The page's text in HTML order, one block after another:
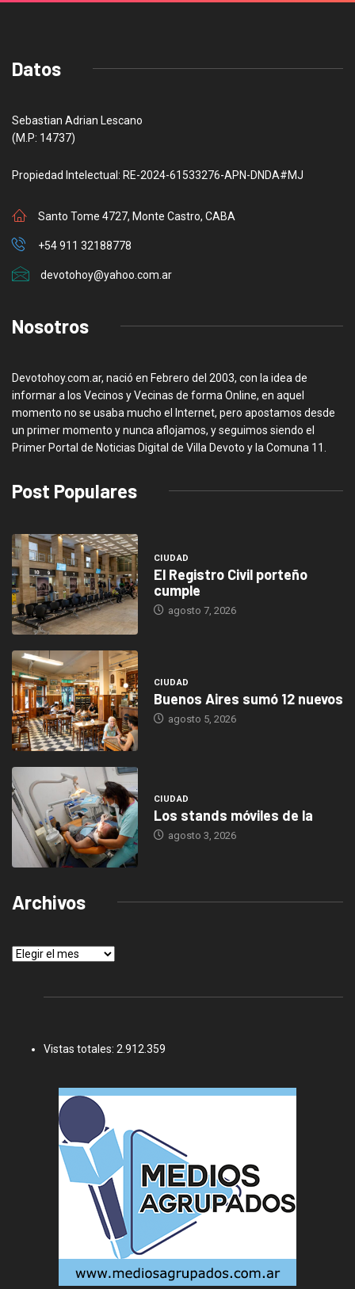
Datos
Sebastian Adrian Lescano
(M.P: 14737)
Propiedad Intelectual: RE-2024-61533276-APN-DNDA#MJ
Santo Tome 4727, Monte Castro, CABA
+54 911 32188778
devotohoy@yahoo.com.ar
Nosotros
Devotohoy.com.ar, nació en Febrero del 2003, con la idea de
informar a los Vecinos y Vecinas de forma Online, en aquel
momento no se usaba mucho el Internet, pero apostamos desde
un primer momento y nunca aflojamos, y seguimos siendo el
Primer Portal de Noticias Digital de Villa Devoto y la Comuna 11.
Post Populares
CIUDAD
El Registro Civil porteño
cumple
agosto 7, 2026
CIUDAD
Buenos Aires sumó 12 nuevos
agosto 5, 2026
CIUDAD
Los stands móviles de la
agosto 3, 2026
Archivos
Archivos
Vistas totales: 2.912.359